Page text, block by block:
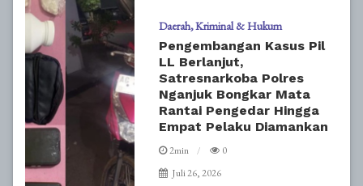
Daerah Kriminal & Hukum
Pengembangan Kasus Pil
LL Berlanjut,
Satresnarkoba Polres
Nganjuk Bongkar Mata
Rantai Pengedar Hingga
Empat Pelaku Diamankan
2min
0
Juli 26, 2026